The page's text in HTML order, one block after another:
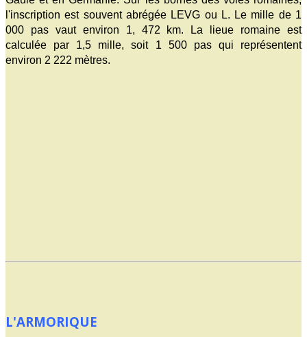
l'inscription est souvent abrégée LEVG ou L. Le mille de 1
000 pas vaut environ 1, 472 km. La lieue romaine est
calculée par 1,5 mille, soit 1 500 pas qui représentent
environ 2 222 mètres.
L'ARMORIQUE